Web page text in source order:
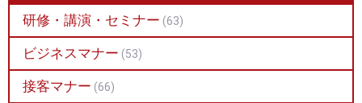
研修・講演・セミナー (63)
ビジネスマナー (53)
接客マナー (66)